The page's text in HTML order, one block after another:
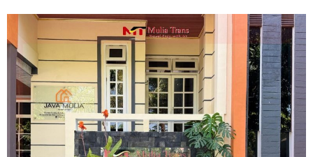
Rental
Motor
Honda
Scoopy
Murah